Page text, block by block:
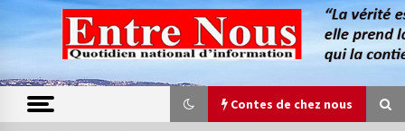
content
Contes de chez nous